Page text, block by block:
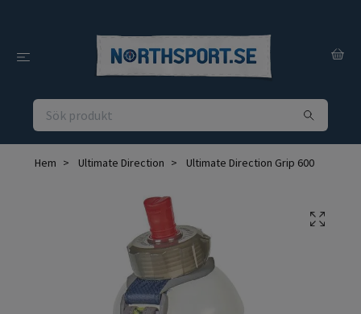
Hem Ultimate Direction Ultimate Direction Grip 600